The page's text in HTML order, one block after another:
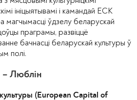
ініцыятывамі і камандай ЕСК
магчымасці ўдзелу беларускай
праграмы, развіццё
бачнасці беларускай культуры ў
полі.
– Люблін
культуры (European Capital of